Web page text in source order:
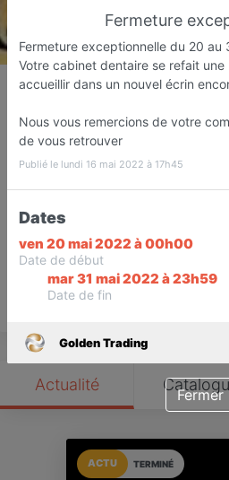
Golden
Las Palmas de
Ouvre demain dès 09:00
Actualité
TERMINÉ
ACTU
Fermeture
Fermeture exceptionnelle du 20 au
Votre cabinet dentaire se refait
accueillir dans un nouvel écrin
Nous vous remercions de votre
de vous retrouver
Publié le lundi 16 mai 2022 à 17h45
Dates
ven 20 mai 2022 à 00h00
Date de début
mar 31 mai 2022 à 23h59
Date de fin
Golden Trading
Fermer